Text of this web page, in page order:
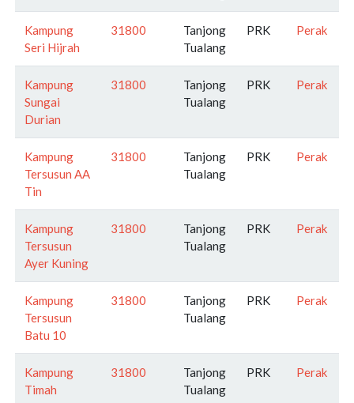
Kampung
Seri Hijrah
31800
Tanjong
Tualang
PRK Perak
Kampung
Sungai
Durian
31800
Tanjong
Tualang
PRK Perak
Kampung
Tersusun AA
Tin
31800
Tanjong
Tualang
PRK Perak
Kampung
Tersusun
Ayer Kuning
31800
Tanjong
Tualang
PRK Perak
Kampung
Tersusun
Batu 10
31800
Tanjong
Tualang
PRK Perak
Kampung
Timah
31800
Tanjong
Tualang
PRK Perak